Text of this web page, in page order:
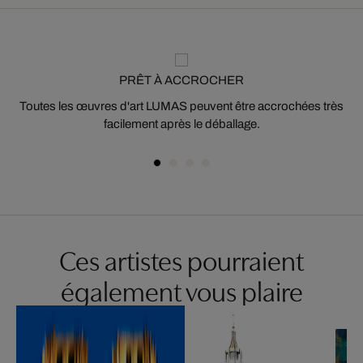
PRÊT À ACCROCHER
Toutes les œuvres d'art LUMAS peuvent être accrochées très
facilement après le déballage.
Ces artistes pourraient
également vous plaire